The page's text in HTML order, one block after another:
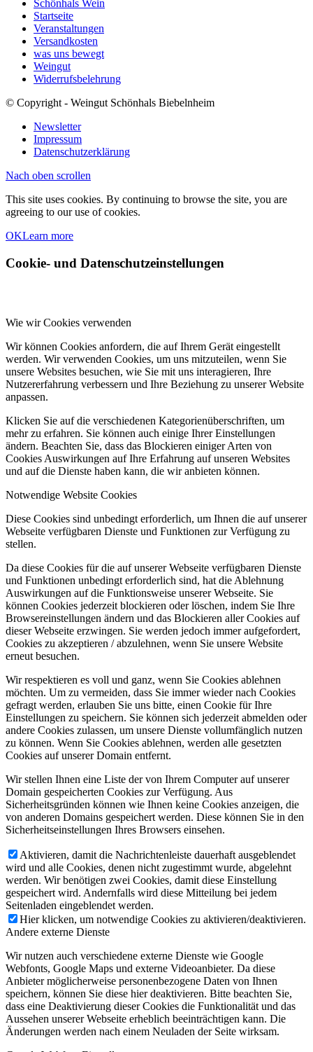
Schönhals Wein
Startseite
Veranstaltungen
Versandkosten
was uns bewegt
Weingut
Widerrufsbelehrung
© Copyright - Weingut Schönhals Biebelnheim
Newsletter
Impressum
Datenschutzerklärung
Nach oben scrollen
This site uses cookies. By continuing to browse the site, you are
agreeing to our use of cookies.
OKLearn more
Cookie- und Datenschutzeinstellungen
Wie wir Cookies verwenden
Wir können Cookies anfordern, die auf Ihrem Gerät eingestellt
werden. Wir verwenden Cookies, um uns mitzuteilen, wenn Sie
unsere Websites besuchen, wie Sie mit uns interagieren, Ihre
Nutzererfahrung verbessern und Ihre Beziehung zu unserer Website
anpassen.
Klicken Sie auf die verschiedenen Kategorienüberschriften, um
mehr zu erfahren. Sie können auch einige Ihrer Einstellungen
ändern. Beachten Sie, dass das Blockieren einiger Arten von
Cookies Auswirkungen auf Ihre Erfahrung auf unseren Websites
und auf die Dienste haben kann, die wir anbieten können.
Notwendige Website Cookies
Diese Cookies sind unbedingt erforderlich, um Ihnen die auf unserer
Webseite verfügbaren Dienste und Funktionen zur Verfügung zu
stellen.
Da diese Cookies für die auf unserer Webseite verfügbaren Dienste
und Funktionen unbedingt erforderlich sind, hat die Ablehnung
Auswirkungen auf die Funktionsweise unserer Webseite. Sie
können Cookies jederzeit blockieren oder löschen, indem Sie Ihre
Browsereinstellungen ändern und das Blockieren aller Cookies auf
dieser Webseite erzwingen. Sie werden jedoch immer aufgefordert,
Cookies zu akzeptieren / abzulehnen, wenn Sie unsere Website
erneut besuchen.
Wir respektieren es voll und ganz, wenn Sie Cookies ablehnen
möchten. Um zu vermeiden, dass Sie immer wieder nach Cookies
gefragt werden, erlauben Sie uns bitte, einen Cookie für Ihre
Einstellungen zu speichern. Sie können sich jederzeit abmelden oder
andere Cookies zulassen, um unsere Dienste vollumfänglich nutzen
zu können. Wenn Sie Cookies ablehnen, werden alle gesetzten
Cookies auf unserer Domain entfernt.
Wir stellen Ihnen eine Liste der von Ihrem Computer auf unserer
Domain gespeicherten Cookies zur Verfügung. Aus
Sicherheitsgründen können wie Ihnen keine Cookies anzeigen, die
von anderen Domains gespeichert werden. Diese können Sie in den
Sicherheitseinstellungen Ihres Browsers einsehen.
Aktivieren, damit die Nachrichtenleiste dauerhaft ausgeblendet
wird und alle Cookies, denen nicht zugestimmt wurde, abgelehnt
werden. Wir benötigen zwei Cookies, damit diese Einstellung
gespeichert wird. Andernfalls wird diese Mitteilung bei jedem
Seitenladen eingeblendet werden.
Hier klicken, um notwendige Cookies zu aktivieren/deaktivieren.
Andere externe Dienste
Wir nutzen auch verschiedene externe Dienste wie Google
Webfonts, Google Maps und externe Videoanbieter. Da diese
Anbieter möglicherweise personenbezogene Daten von Ihnen
speichern, können Sie diese hier deaktivieren. Bitte beachten Sie,
dass eine Deaktivierung dieser Cookies die Funktionalität und das
Aussehen unserer Webseite erheblich beeinträchtigen kann. Die
Änderungen werden nach einem Neuladen der Seite wirksam.